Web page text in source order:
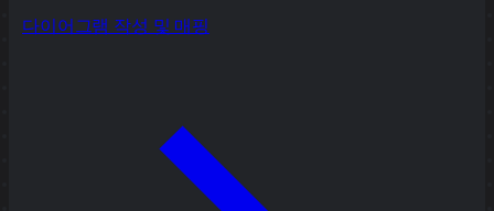
다이어그램 작성 및 매핑